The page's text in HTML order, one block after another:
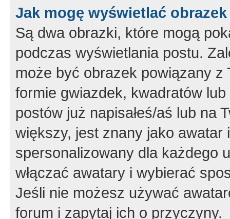
Jak mogę wyświetlać
Są dwa obrazki, które mogą
podczas wyświetlania postu.
może być obrazek powiązany z
formie gwiazdek, kwadratów
postów już napisałeś/aś lub na
większy, jest znany jako
spersonalizowany dla każdego
włączać awatary i wybierać
Jeśli nie możesz używać
forum i zapytaj ich o przyczyny.